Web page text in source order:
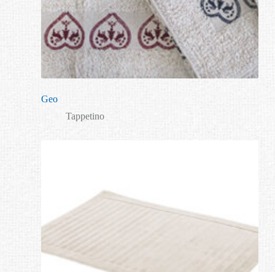
Geo
Tappetino